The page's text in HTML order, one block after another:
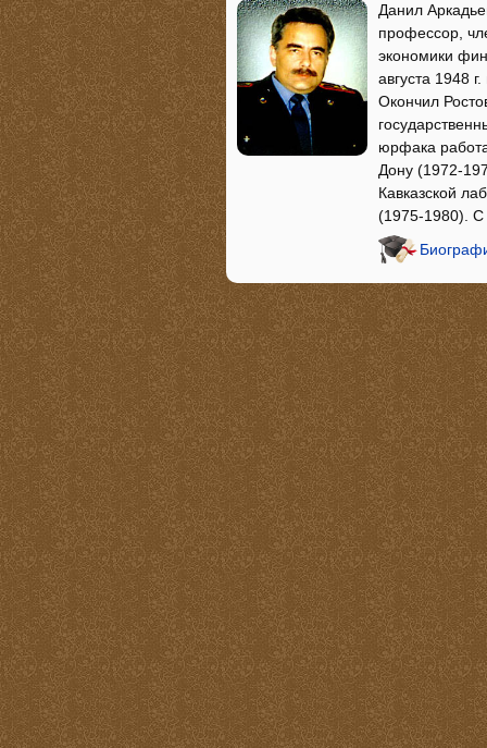
Данил
профессор,
экономики
августа 1948
Окончил
юрфака
Дону (1972-
Кавказской
(1975-1980). С